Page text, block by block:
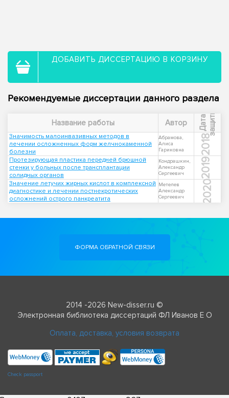
ДОБАВИТЬ ДИССЕРТАЦИЮ В КОРЗИНУ
Рекомендуемые диссертации данного раздела
Название работы Автор Д
а
т
а
з
а
щ
и
т ы
Значимость малоинвазивных методов в
лечении осложненных форм желчнокаменной
болезни
Абрамова,
Алиса
Гариковна
2018
Протезирующая пластика передней брюшной
стенки у больных после трансплантации
солидных органов
Кондрашкин,
Александр
Сергеевич
2019
Значение летучих жирных кислот в комплексной
диагностике и лечении постнекротических
осложнений острого панкреатита
Метелев
Александр
Сергеевич
2020
ФОРМА ОБРАТНОЙ СВЯЗИ
2014 -2026 New-disser.ru ©
Электронная библиотека диссертаций ФЛ Иванов Е О
Оплата, доставка, условия возврата
Check passport